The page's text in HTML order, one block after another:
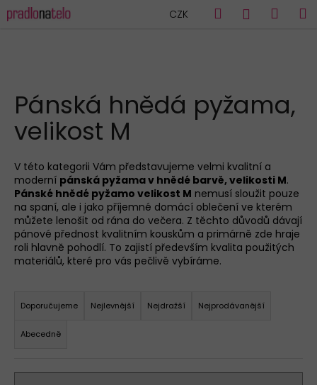
na
CZK Hledat
Pánská hnědá pyžama,
velikost M
V této kategorii Vám představujeme velmi kvalitní a
moderní pánská pyžama v hnědé barvě, velikosti M.
Pánské hnědé pyžamo velikost M nemusí sloužit pouze
na spaní, ale i jako příjemné domácí oblečení ve kterém
můžete lenošit od rána do večera. Z těchto důvodů dávají
pánové přednost kvalitním kouskům a primárně zde hraje
roli hlavně pohodlí. To zajistí především kvalita použitých
materiálů, které pro vás pečlivě vybíráme.
a
Doporučujeme Nejlevnější Nejdražší Nejprodávanější
Abecedně
K
o
o
p
o
ř
e
b
u
j
e
e
a
í